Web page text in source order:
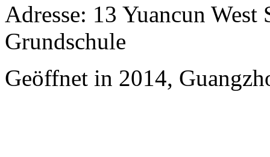
Adresse: 13 Yuancun West
Grundschule
Geöffnet in 2014,